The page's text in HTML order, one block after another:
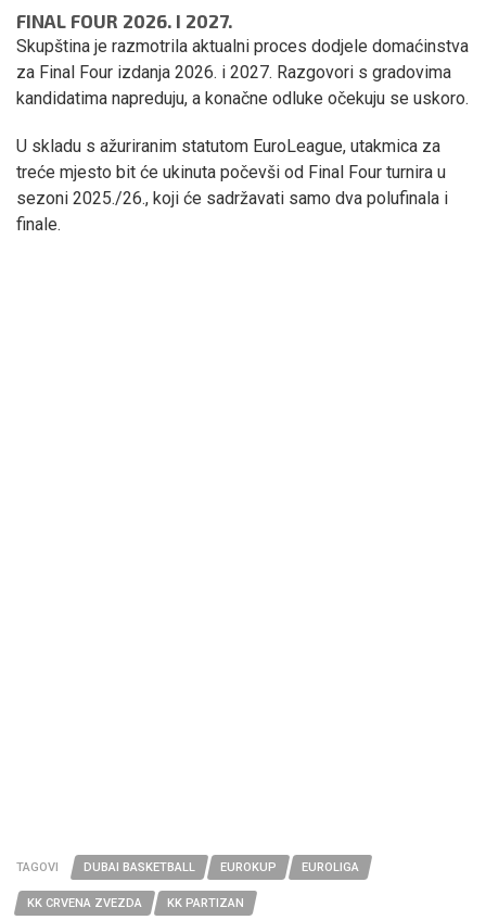
FINAL FOUR 2026. I 2027.
Skupština je razmotrila aktualni proces dodjele domaćinstva
za Final Four izdanja 2026. i 2027. Razgovori s gradovima
kandidatima napreduju, a konačne odluke očekuju se uskoro.
U skladu s ažuriranim statutom EuroLeague, utakmica za
treće mjesto bit će ukinuta počevši od Final Four turnira u
sezoni 2025./26., koji će sadržavati samo dva polufinala i
finale.
TAGOVI DUBAI BASKETBALL EUROKUP EUROLIGA
KK CRVENA ZVEZDA KK PARTIZAN